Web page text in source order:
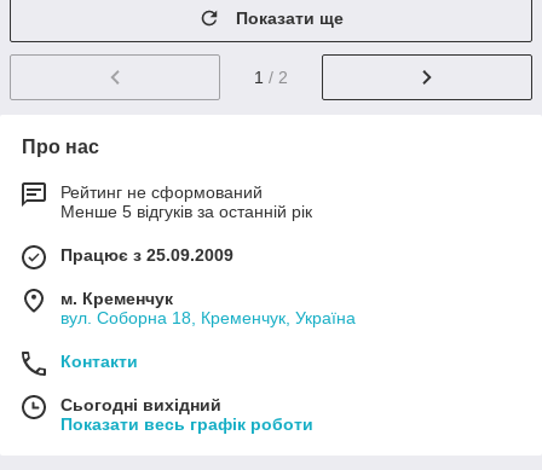
Показати ще
1 / 2
Про нас
Рейтинг не сформований
Менше 5 відгуків за останній рік
Працює з 25.09.2009
м. Кременчук
вул. Соборна 18, Кременчук, Україна
Контакти
Сьогодні вихідний
Показати весь графік роботи